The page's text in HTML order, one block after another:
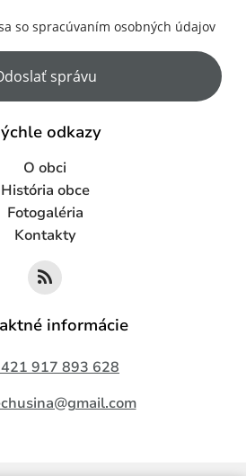
so spracúvaním osobných údajov
správu
odkazy
O obci
História obce
Fotogaléria
Kontakty
informácie
917 893 628